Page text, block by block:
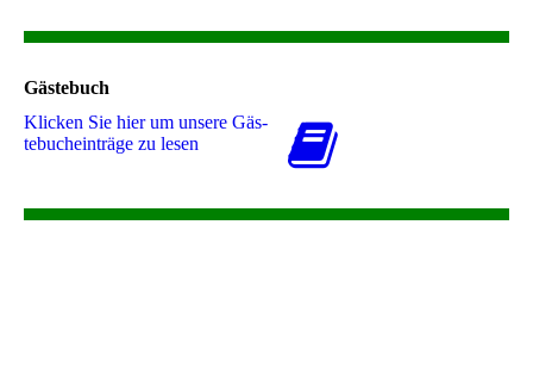
Gästebuch
Klicken Sie hier um unsere Gäs­
te­buch­ein­trä­ge zu lesen